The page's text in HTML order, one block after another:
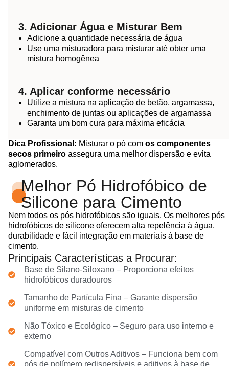
3. Adicionar Água e Misturar Bem
Adicione a quantidade necessária de água
Use uma misturadora para misturar até obter uma
mistura homogênea
4. Aplicar conforme necessário
Utilize a mistura na aplicação de betão, argamassa,
enchimento de juntas ou aplicações de argamassa
Garanta um bom cura para máxima eficácia
Dica Profissional: Misturar o pó com os componentes
secos primeiro assegura uma melhor dispersão e evita
aglomerados.
Melhor Pó Hidrofóbico de
Silicone para Cimento
Nem todos os pós hidrofóbicos são iguais. Os melhores pós
hidrofóbicos de silicone oferecem alta repelência à água,
durabilidade e fácil integração em materiais à base de
cimento.
Principais Características a Procurar:
Base de Silano-Siloxano – Proporciona efeitos
hidrofóbicos duradouros
Tamanho de Partícula Fina – Garante dispersão
uniforme em misturas de cimento
Não Tóxico e Ecológico – Seguro para uso interno e
externo
Compatível com Outros Aditivos – Funciona bem com
pós de polímero redispersíveis e aditivos à base de